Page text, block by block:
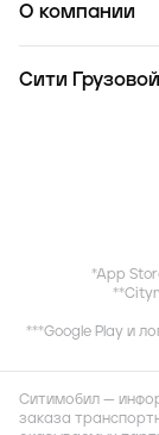
О компании
Сити Грузовой
*App
***Google Play и
Ситимобил —
заказа